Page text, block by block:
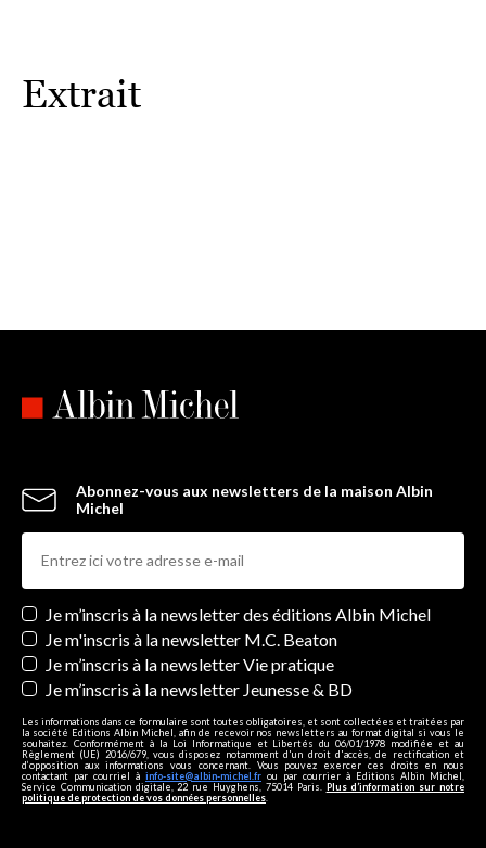
Extrait
Abonnez-vous aux newsletters de la maison Albin
Michel
Newsletters
Je m’inscris à la newsletter des éditions Albin Michel
Je m'inscris à la newsletter M.C. Beaton
Je m’inscris à la newsletter Vie pratique
Je m’inscris à la newsletter Jeunesse & BD
Les informations dans ce formulaire sont toutes obligatoires, et sont collectées et traitées par
la société Editions Albin Michel, afin de recevoir nos newsletters au format digital si vous le
souhaitez. Conformément à la Loi Informatique et Libertés du 06/01/1978 modifiée et au
Règlement (UE) 2016/679, vous disposez notamment d'un droit d'accès, de rectification et
d’opposition aux informations vous concernant. Vous pouvez exercer ces droits en nous
contactant par courriel à info-site@albin-michel.fr ou par courrier à Editions Albin Michel,
Service Communication digitale, 22 rue Huyghens, 75014 Paris. Plus d’information sur notre
politique de protection de vos données personnelles